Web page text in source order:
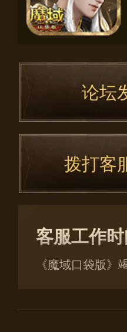
论坛
拨打客
客服工作
《魔域口袋版》